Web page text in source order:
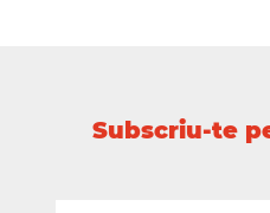
Subscriu-te